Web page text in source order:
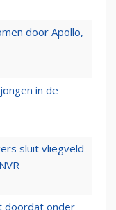
door Apollo,
in de
sluit vliegveld
doordat onder